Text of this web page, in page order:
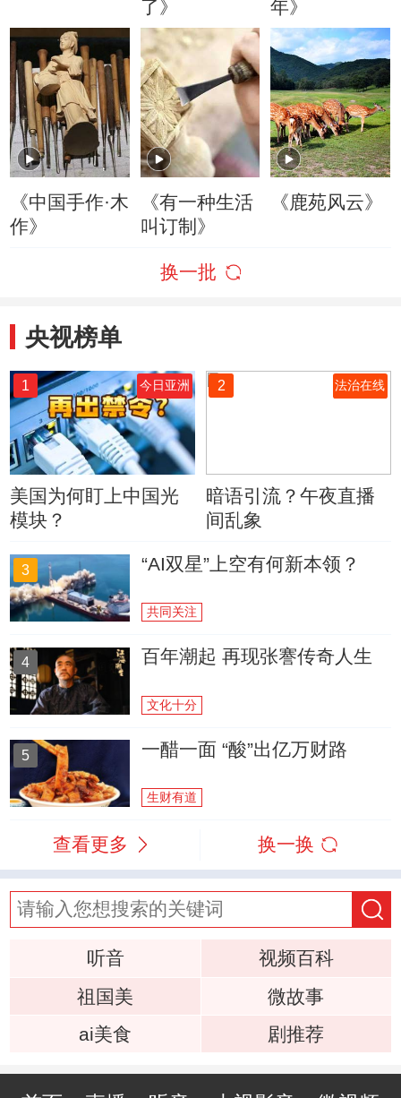
了》
年》
《中国手作·木
作》
《有一种生活
叫订制》
《鹿苑风云》
换一批
央视榜单
1 今日亚洲
美国为何盯上中国光
模块？
2 法治在线
暗语引流？午夜直播
间乱象
3 “AI双星”上空有何新本领？
共同关注
4 百年潮起 再现张謇传奇人生
文化十分
5 一醋一面 “酸”出亿万财路
生财有道
查看更多 换一换
听音
视频百科
祖国美
微故事
ai美食
剧推荐